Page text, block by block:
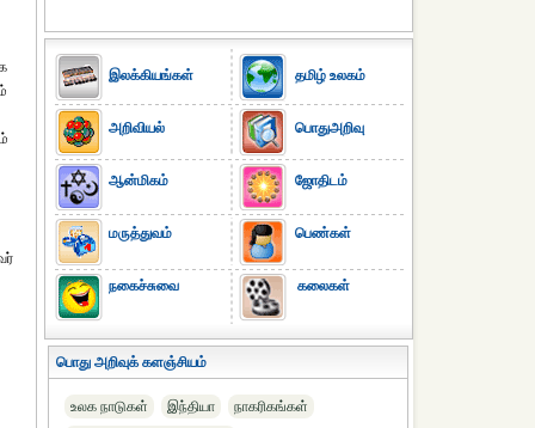
இலக்கியங்கள்
அறிவியல்
ஆன்மிகம்
மருத்துவம்
நகைச்சுவை
தமிழ் உலகம்
பொதுஅறிவு
ஜோதிடம்
பெண்கள்
கலைகள்
பொது அறிவுக் களஞ்சியம்
உலக நாடுகள் இந்தியா
நாகரிகங்கள்